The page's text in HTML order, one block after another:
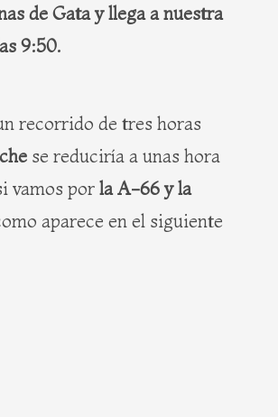
de Gata y llega a nuestra
9:50.
recorrido de tres horas
se reduciría a unas hora
vamos por la A-66 y la
aparece en el siguiente